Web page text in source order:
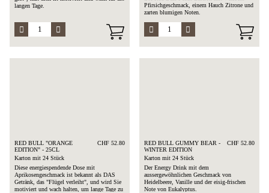
langen Tage.
Saccharose, Glukose, Säuerungsmittel,
Taurin, Koffein, Vitamine, Aromen,
Pfirsichgeschmack, einem Hauch Zitrone und
zarten blumigen Noten.
RED BULL "ORANGE
EDITION" - 25CL
CHF 52.80
Karton mit 24 Stück
Diese energiespendende Dose mit
Aprikosengeschmack ist bekannt als DAS
Getränk, das "Flügel verleiht", und wird Sie
motiviert und wach halten, um lange Tage zu
RED BULL GUMMY BEAR -
WINTER EDITION
CHF 52.80
Karton mit 24 Stück
Der Energy Drink mit dem
aussergewöhnlichen Geschmack von
Heidelbeere, Vanille und der eisig-frischen
Note von Eukalyptus.